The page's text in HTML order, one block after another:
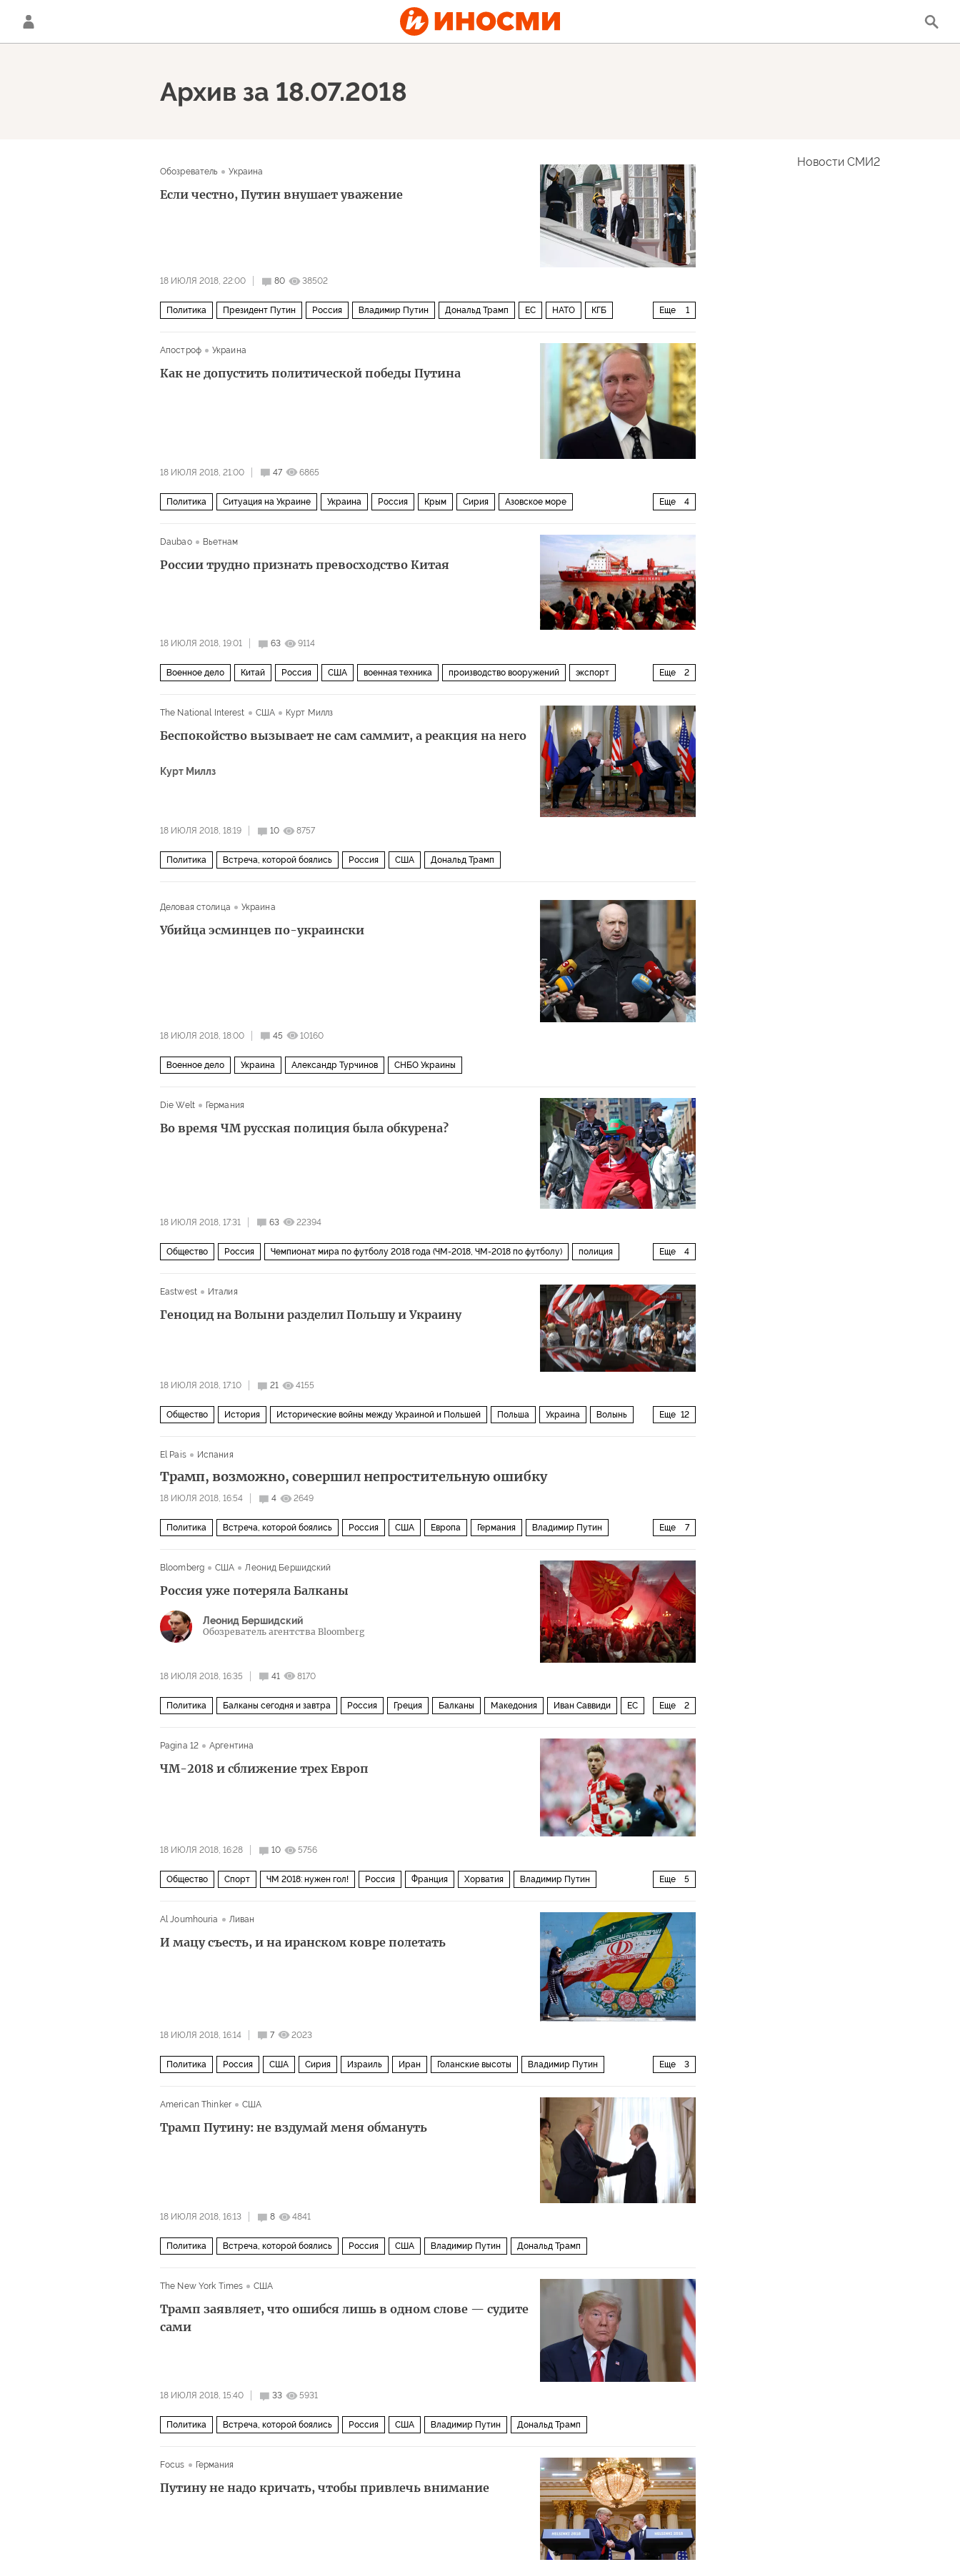
Архив за 18.07.2018
Обозреватель Украина
Если честно, Путин внушает уважение
18 ИЮЛЯ 2018, 22:00 80 38502
Еще 1
Политика Президент Путин Россия Владимир Путин Дональд Трамп ЕС НАТО КГБ
Апостроф
Украина
Как не допустить политической победы Путина
18 ИЮЛЯ 2018, 21:00 47 6865
Еще 4
Политика Ситуация на Украине Украина Россия Крым Сирия Азовское море
Daubao Вьетнам
России трудно признать превосходство Китая
18 ИЮЛЯ 2018, 19:01 63 9114
Еще 2
Военное дело Китай Россия США военная техника производство вооружений экспорт
The National Interest
США Курт Миллз
Беспокойство вызывает не сам саммит, а реакция на него
Курт Миллз
18 ИЮЛЯ 2018, 18:19 10 8757
Политика Встреча, которой боялись Россия США Дональд Трамп
Деловая столица Украина
Убийца эсминцев по-украински
18 ИЮЛЯ 2018, 18:00 45 10160
Военное дело Украина Александр Турчинов СНБО Украины
Die Welt Германия
Во время ЧМ русская полиция была обкурена?
18 ИЮЛЯ 2018, 17:31 63 22394
Еще 4
Общество Россия Чемпионат мира по футболу 2018 года (ЧМ-2018, ЧМ-2018 по футболу) полиция
Eastwest
Италия
Геноцид на Волыни разделил Польшу и Украину
18 ИЮЛЯ 2018, 17:10 21 4155
Еще 12
Общество История Исторические войны между Украиной и Польшей Польша Украина Волынь
El Pais Испания
Трамп, возможно, совершил непростительную ошибку
18 ИЮЛЯ 2018, 16:54 4 2649
Еще 7
Политика Встреча, которой боялись Россия США Европа Германия Владимир Путин
Bloomberg США Леонид Бершидский
Россия уже потеряла Балканы
Леонид Бершидский
Обозреватель агентства Bloomberg
18 ИЮЛЯ 2018, 16:35 41 8170
Еще 2
Политика Балканы сегодня и завтра Россия Греция Балканы Македония Иван Саввиди ЕС
Pagina 12
Аргентина
ЧМ-2018 и сближение трех Европ
18 ИЮЛЯ 2018, 16:28 10 5756
Еще 5
Общество Спорт ЧМ 2018: нужен гол! Россия Франция Хорватия Владимир Путин
Al Joumhouria Ливан
И мацу съесть, и на иранском ковре полетать
18 ИЮЛЯ 2018, 16:14 7 2023
Еще 3
Политика Россия США Сирия Израиль Иран Голанские высоты Владимир Путин
American Thinker
США
Трамп Путину: не вздумай меня обмануть
18 ИЮЛЯ 2018, 16:13 8 4841
Политика Встреча, которой боялись Россия США Владимир Путин Дональд Трамп
The New York Times США
Трамп заявляет, что ошибся лишь в одном слове — судите
сами
18 ИЮЛЯ 2018, 15:40 33 5931
Политика Встреча, которой боялись Россия США Владимир Путин Дональд Трамп
Focus Германия
Путину не надо кричать, чтобы привлечь внимание
Новости СМИ2